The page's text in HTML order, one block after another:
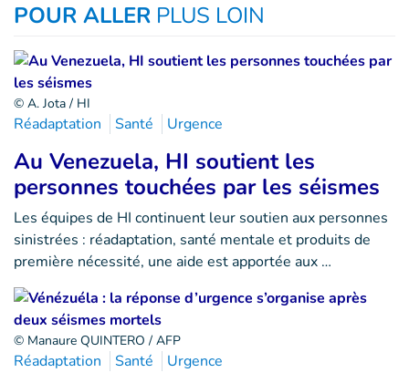
POUR ALLER PLUS LOIN
© A. Jota / HI
Réadaptation Santé Urgence
Au Venezuela, HI soutient les
personnes touchées par les séismes
Les équipes de HI continuent leur soutien aux personnes
sinistrées : réadaptation, santé mentale et produits de
première nécessité, une aide est apportée aux …
© Manaure QUINTERO / AFP
Réadaptation Santé Urgence